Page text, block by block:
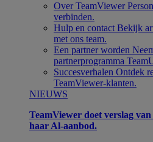
Over TeamViewer
verbinden.
Hulp en contact Bekijk
met ons team.
Een partner worden
partnerprogramma
Succesverhalen Ontdek
TeamViewer-klanten.
NIEUWS
TeamViewer doet verslag
haar Al-aanbod.